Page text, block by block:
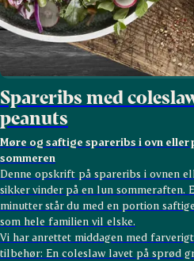
Spareribs med
peanuts
Møre og saftige spareribs i ovn eller
sommeren
Denne opskrift på spareribs i ovnen
sikker vinder på en lun sommeraften.
minutter står du med en portion
som hele familien vil elske.
Vi har anrettet middagen med
tilbehør: En coleslaw lavet på sprød